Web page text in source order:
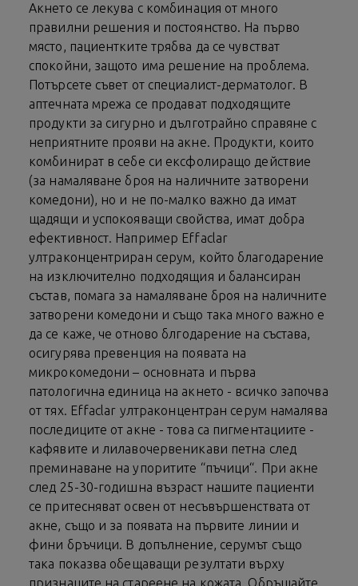
Акнето се лекува с комбинация от много
правилни решения и постоянство. На първо
място, пациентките трябва да се чувстват
спокойни, защото има решение на проблема.
Потърсете съвет от специалист-дерматолог. В
аптечната мрежа се продават подходящите
продукти за сигурно и дълготрайно справяне с
неприятните прояви на акне. Продукти, които
комбинират в себе си ексфолиращо действие
(за намаляване броя на наличните затворени
комедони), но и не по-малко важно да имат
щадящи и успокояващи свойства, имат добра
ефективност. Например Effaclar
ултраконцентриран серум, който благодарение
на изключително подходящия и балансиран
състав, помага за намаляване броя на наличните
затворени комедони и също така много важно е
да се каже, че отново блгодарение на състава,
осигурява превенция на появата на
микрокомедони – основната и първа
патологична единица на акнето - всичко започва
от тях. Effaclar ултраконцентран серум намалява
последиците от акне - това са пигментациите -
кафявите и лилавочервеникави петна след
преминаване на упоритите “пъчици“. При акне
след 25-30-годишна възраст нашите пациенти
се притесняват освен от несъвършенствата от
акне, също и за появата на първите линии и
фини бръчици. В допълнение, серумът също
така показва обещаващи резултати върху
признаците на стареене на кожата. Обръщайте